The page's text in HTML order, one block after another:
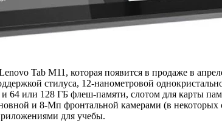
Tab M11, которая появится в продаже в
стилуса, 12-нанометровой
64 или 128 ГБ флеш-памяти, слотом для карты
и 8-Мп фронтальной камерами (в
для учебы.